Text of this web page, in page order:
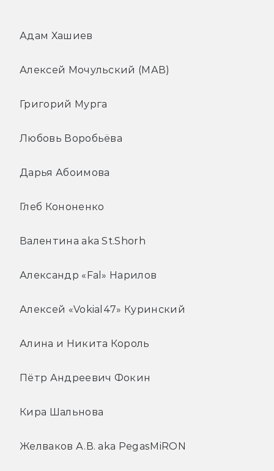
Адам Хашиев
Алексей Мочульский (МАВ)
Григорий Мурга
Любовь Воробьёва
Дарья Абоимова
Глеб Кононенко
Валентина aka St.Shorh
Александр «Fal» Нарилов
Алексей «Vokial47» Куринский
Алина и Никита Король
Пётр Андреевич Фокин
Кира Шальнова
Желваков А.В. aka PegasMiRON